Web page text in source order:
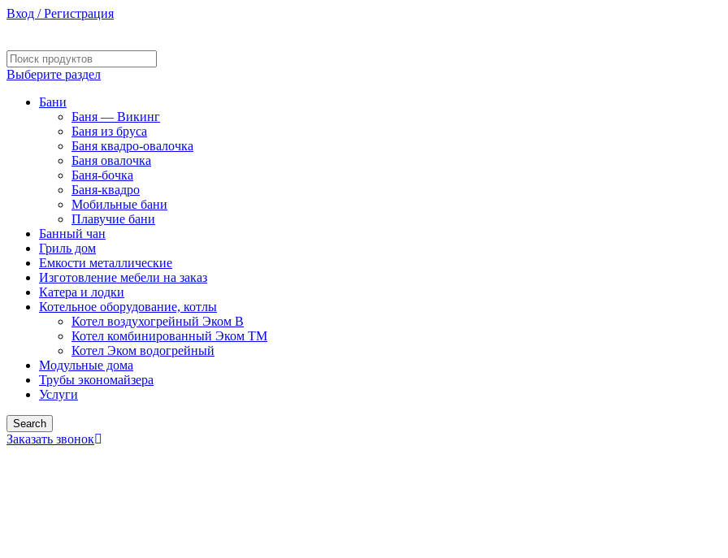
Вход / Регистрация
Выберите раздел
Бани
Баня — Викинг
Баня из бруса
Баня квадро-овалочка
Баня овалочка
Баня-бочка
Баня-квадро
Мобильные бани
Плавучие бани
Банный чан
Гриль дом
Емкости металлические
Изготовление мебели на заказ
Катера и лодки
Котельное оборудование, котлы
Котел воздухогрейный Эком В
Котел комбинированный Эком ТМ
Котел Эком водогрейный
Модульные дома
Трубы экономайзера
Услуги
Search
Заказать звонок